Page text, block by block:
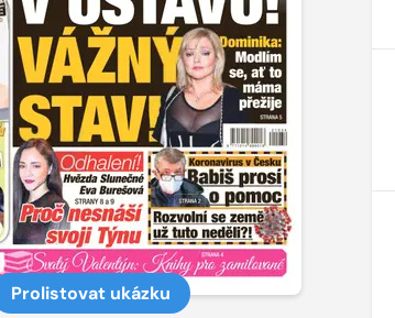
Prolistovat ukázku